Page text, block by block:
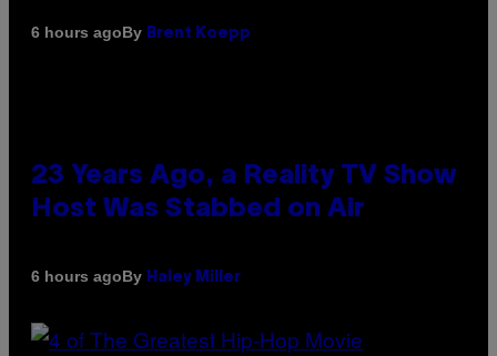
6 hours agoBy Brent Koepp
23 Years Ago, a Reality TV Show
Host Was Stabbed on Air
6 hours agoBy Haley Miller